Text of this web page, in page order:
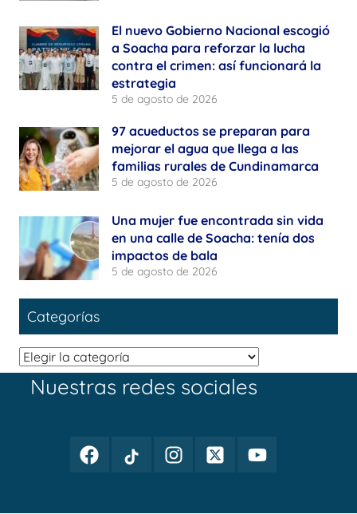
El nuevo Gobierno Nacional escogió
a Soacha para reforzar la lucha
contra el crimen: así funcionará la
estrategia
5 de agosto de 2026
97 acueductos se preparan para
mejorar el agua que llega a las
familias rurales de Cundinamarca
5 de agosto de 2026
Una mujer fue encontrada sin vida
en una calle de Soacha: tenía dos
impactos de bala
5 de agosto de 2026
Categorías
Categorías
Nuestras redes sociales
Facebook
Periodismo
TikTok
Periodismo
InstagramTwitterYoutube